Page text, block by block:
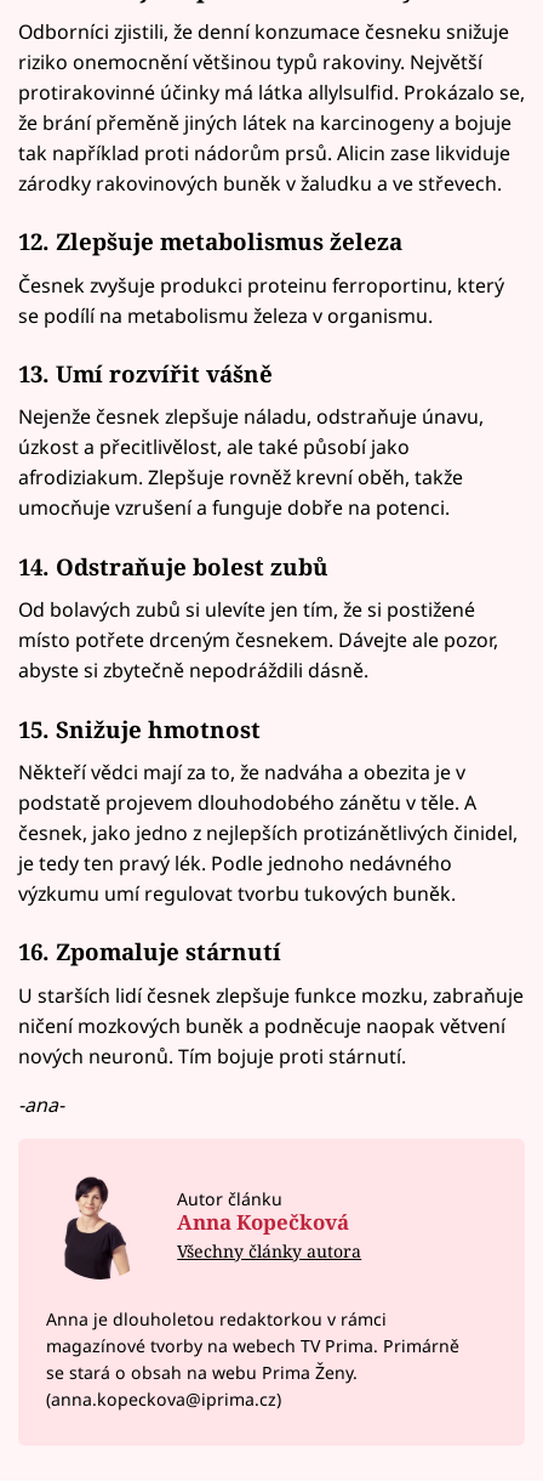
Odborníci zjistili, že denní konzumace česneku snižuje
riziko onemocnění většinou typů rakoviny. Největší
protirakovinné účinky má látka allylsulfid. Prokázalo se,
že brání přeměně jiných látek na karcinogeny a bojuje
tak například proti nádorům prsů. Alicin zase likviduje
zárodky rakovinových buněk v žaludku a ve střevech.
12. Zlepšuje metabolismus železa
Česnek zvyšuje produkci proteinu ferroportinu, který
se podílí na metabolismu železa v organismu.
13. Umí rozvířit vášně
Nejenže česnek zlepšuje náladu, odstraňuje únavu,
úzkost a přecitlivělost, ale také působí jako
afrodiziakum. Zlepšuje rovněž krevní oběh, takže
umocňuje vzrušení a funguje dobře na potenci.
14. Odstraňuje bolest zubů
Od bolavých zubů si ulevíte jen tím, že si postižené
místo potřete drceným česnekem. Dávejte ale pozor,
abyste si zbytečně nepodráždili dásně.
15. Snižuje hmotnost
Někteří vědci mají za to, že nadváha a obezita je v
podstatě projevem dlouhodobého zánětu v těle. A
česnek, jako jedno z nejlepších protizánětlivých činidel,
je tedy ten pravý lék. Podle jednoho nedávného
výzkumu umí regulovat tvorbu tukových buněk.
16. Zpomaluje stárnutí
U starších lidí česnek zlepšuje funkce mozku, zabraňuje
ničení mozkových buněk a podněcuje naopak větvení
nových neuronů. Tím bojuje proti stárnutí.
-ana-
Autor článku
Anna Kopečková
Všechny články autora
Anna je dlouholetou redaktorkou v rámci
magazínové tvorby na webech TV Prima. Primárně
se stará o obsah na webu Prima Ženy.
(anna.kopeckova@iprima.cz)